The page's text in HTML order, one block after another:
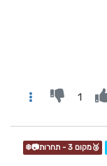
1
🥉מקום 3 - תחרות📷❄️